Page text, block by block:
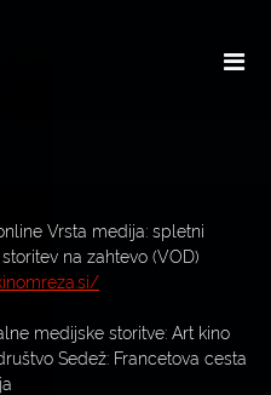
Vrsta medija: spletni
na zahtevo (VOD)
medijske storitve: Art kino
Sedež: Francetova cesta